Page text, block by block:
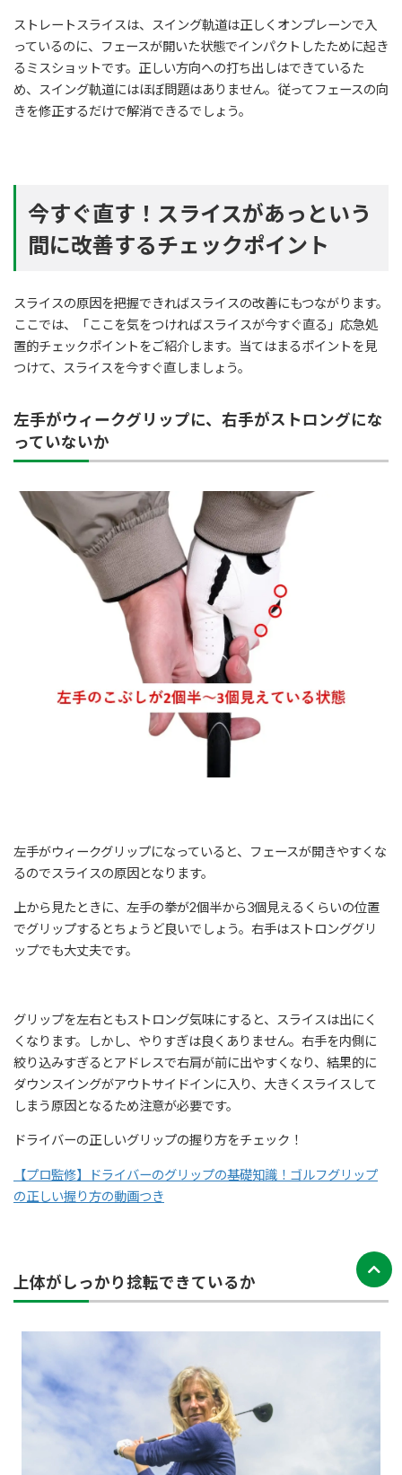
ストレートスライスは、スイング軌道は正しくオンプレーンで入
っているのに、フェースが開いた状態でインパクトしたために起き
るミスショットです。正しい方向への打ち出しはできているた
め、スイング軌道にはほぼ問題はありません。従ってフェースの向
きを修正するだけで解消できるでしょう。
今すぐ直す！スライスがあっという
間に改善するチェックポイント
スライスの原因を把握できればスライスの改善にもつながります。
ここでは、「ここを気をつければスライスが今すぐ直る」応急処
置的チェックポイントをご紹介します。当てはまるポイントを見
つけて、スライスを今すぐ直しましょう。
左手がウィークグリップに、右手がストロングにな
っていないか
左手がウィークグリップになっていると、フェースが開きやすくな
るのでスライスの原因となります。
上から見たときに、左手の拳が2個半から3個見えるくらいの位置
でグリップするとちょうど良いでしょう。右手はストロンググリ
ップでも大丈夫です。
グリップを左右ともストロング気味にすると、スライスは出にく
くなります。しかし、やりすぎは良くありません。右手を内側に
絞り込みすぎるとアドレスで右肩が前に出やすくなり、結果的に
ダウンスイングがアウトサイドインに入り、大きくスライスして
しまう原因となるため注意が必要です。
ドライバーの正しいグリップの握り方をチェック！
【プロ監修】ドライバーのグリップの基礎知識！ゴルフグリップ
の正しい握り方の動画つき
上体がしっかり捻転できているか